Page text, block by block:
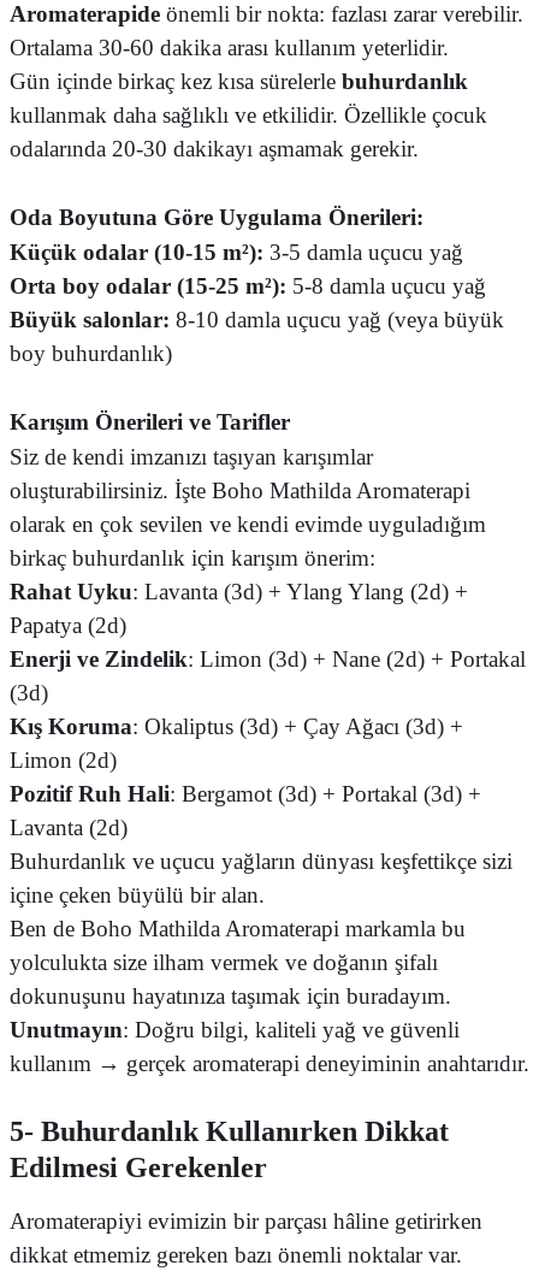
Aromaterapide önemli bir nokta: fazlası zarar verebilir.
Ortalama 30-60 dakika arası kullanım yeterlidir.
Gün içinde birkaç kez kısa sürelerle buhurdanlık
kullanmak daha sağlıklı ve etkilidir. Özellikle çocuk
odalarında 20-30 dakikayı aşmamak gerekir.
Oda Boyutuna Göre Uygulama Önerileri:
Küçük odalar (10-15 m²): 3-5 damla uçucu yağ
Orta boy odalar (15-25 m²): 5-8 damla uçucu yağ
Büyük salonlar: 8-10 damla uçucu yağ (veya büyük
boy buhurdanlık)
Karışım Önerileri ve Tarifler
Siz de kendi imzanızı taşıyan karışımlar
oluşturabilirsiniz. İşte Boho Mathilda Aromaterapi
olarak en çok sevilen ve kendi evimde uyguladığım
birkaç buhurdanlık için karışım önerim:
Rahat Uyku: Lavanta (3d) + Ylang Ylang (2d) +
Papatya (2d)
Enerji ve Zindelik: Limon (3d) + Nane (2d) + Portakal
(3d)
Kış Koruma: Okaliptus (3d) + Çay Ağacı (3d) +
Limon (2d)
Pozitif Ruh Hali: Bergamot (3d) + Portakal (3d) +
Lavanta (2d)
Buhurdanlık ve uçucu yağların dünyası keşfettikçe sizi
içine çeken büyülü bir alan.
Ben de Boho Mathilda Aromaterapi markamla bu
yolculukta size ilham vermek ve doğanın şifalı
dokunuşunu hayatınıza taşımak için buradayım.
Unutmayın: Doğru bilgi, kaliteli yağ ve güvenli
kullanım → gerçek aromaterapi deneyiminin anahtarıdır.
5- Buhurdanlık Kullanırken Dikkat
Edilmesi Gerekenler
Aromaterapiyi evimizin bir parçası hâline getirirken
dikkat etmemiz gereken bazı önemli noktalar var.